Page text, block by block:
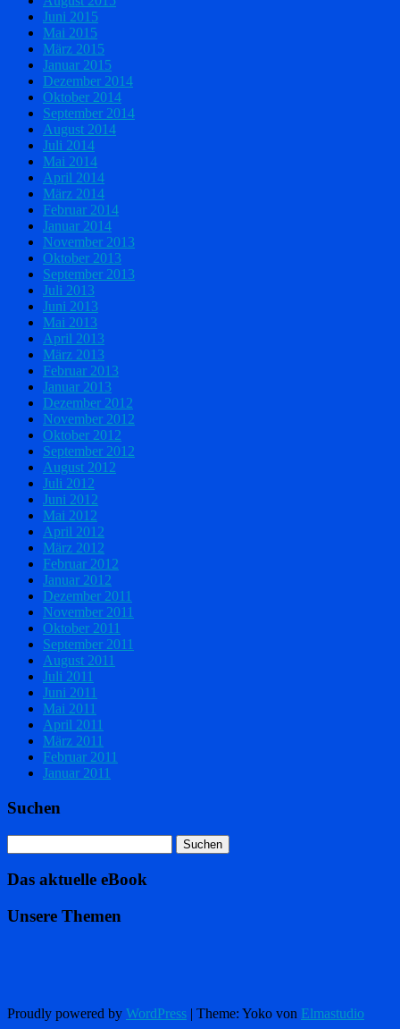
Juni 2015
Mai 2015
März 2015
Januar 2015
Dezember 2014
Oktober 2014
September 2014
August 2014
Juli 2014
Mai 2014
April 2014
März 2014
Februar 2014
Januar 2014
November 2013
Oktober 2013
September 2013
Juli 2013
Juni 2013
Mai 2013
April 2013
März 2013
Februar 2013
Januar 2013
Dezember 2012
November 2012
Oktober 2012
September 2012
August 2012
Juli 2012
Juni 2012
Mai 2012
April 2012
März 2012
Februar 2012
Januar 2012
Dezember 2011
November 2011
Oktober 2011
September 2011
August 2011
Juli 2011
Juni 2011
Mai 2011
April 2011
März 2011
Februar 2011
Januar 2011
Suchen
Das aktuelle eBook
Unsere Themen
Proudly powered by WordPress | Theme: Yoko von Elmastudio